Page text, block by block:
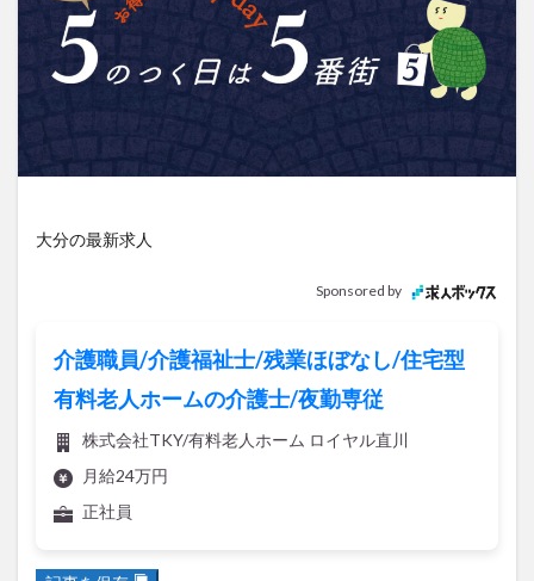
大分の最新求人
Sponsored by
介護職員/介護福祉士/残業ほぼなし/住宅型
有料老人ホームの介護士/夜勤専従
株式会社TKY/有料老人ホーム ロイヤル直川
月給24万円
正社員
ふるさと納税
まつり まとめ
むし湯
わったん
アイススケート
アウトドア
アサイーボウル
ウクライナ
サイゼリヤ
サウナ
ジャマイカ料理
ジャークチキン
スイーツ
スタバ
セレクトショップ
ソフトクリーム
チキンカレー
テイクアウト
テレビ
トキハ本店
ハンバーグ